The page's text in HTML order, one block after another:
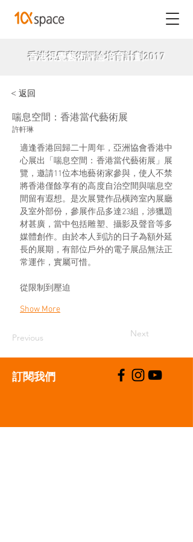
香港視覺藝術評論培育計劃2017
< 返回
喘息空間：香港當代藝術展
許軒琳
適逢香港回歸二十周年，亞洲協會香港中
心展出「喘息空間：香港當代藝術展」展
覽，邀請11位本地藝術家參與，使人不禁
將香港僅餘享有的高度自治空間與喘息空
間留有遐想。是次展覽作品橫跨室內展廳
及室外部份，參展作品多達23組，涉獵題
材甚廣，當中包括雕塑、攝影及聲音等多
媒體創作。由於本人到訪的日子為額外延
長的展期，有部位戶外的電子展品無法正
常運作，實屬可惜。
從限制到壓迫
Show More
Previous Next
​訂閱我們